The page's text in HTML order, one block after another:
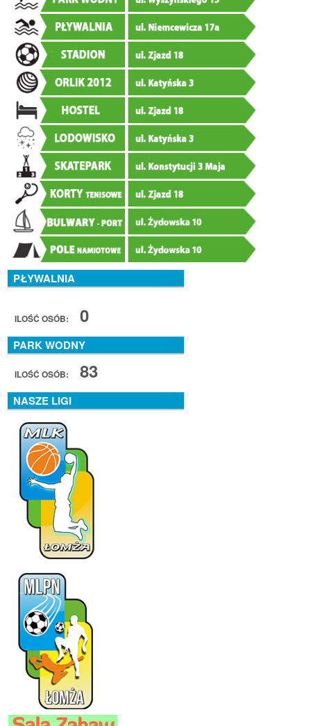
PŁYWALNIA
ILOŚĆ OSÓB: 0
PARK WODNY
ILOŚĆ OSÓB: 83
NASZE LIGI